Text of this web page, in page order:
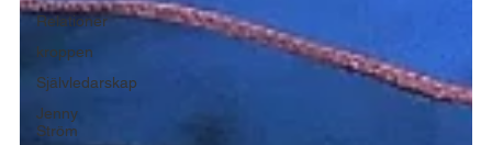
Relationer
kroppen
Självledarskap
Jenny
Ström